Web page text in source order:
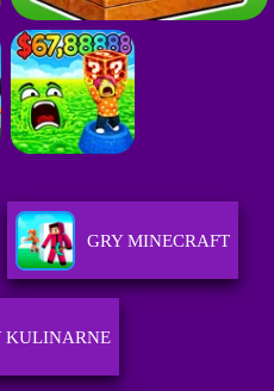
GRY MINECRAFT
KULINARNE